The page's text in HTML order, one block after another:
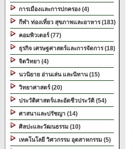
การเมืองและการปกครอง (4)
กีฬา ท่องเที่ยว สุขภาพและอาหาร (183)
คอมพิวเตอร์ (77)
ธุรกิจ เศรษฐศาสตร์และการจัดการ (18)
จิตวิทยา (4)
นวนิยาย อ่านเล่น และนิทาน (15)
วิทยาศาสตร์ (20)
ประวัติศาสตร์และอัตชีวประวัติ (54)
ศาสนาและปรัชญา (14)
ศิลปะและวัฒนธรรม (10)
เทคโนโลยี วิศวกรรม อุตสาหกรรม (5)